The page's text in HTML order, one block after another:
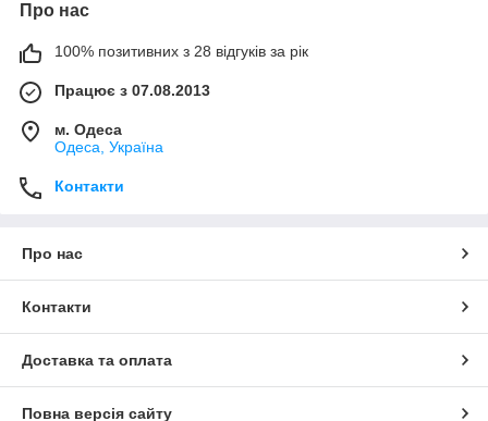
Про нас
100% позитивних з 28 відгуків за рік
Працює з 07.08.2013
м. Одеса
Одеса, Україна
Контакти
Про нас
Контакти
Доставка та оплата
Повна версія сайту